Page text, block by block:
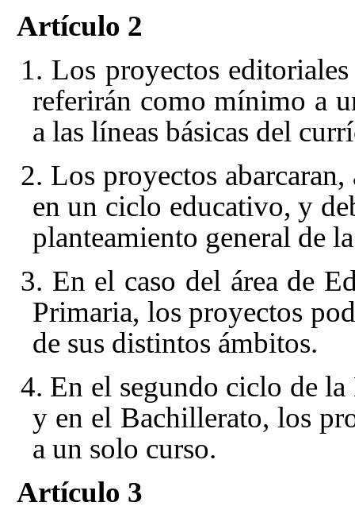
Artículo 2
1. Los proyectos
referirán como mínimo a
a las líneas básicas del
2. Los proyectos
en un ciclo educativo, y
planteamiento general de
3. En el caso del área de
Primaria, los proyectos
de sus distintos ámbitos.
4. En el segundo ciclo de
y en el Bachillerato, los
a un solo curso.
Artículo 3